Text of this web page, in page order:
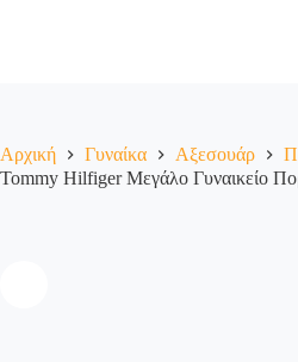
Αρχική Γυναίκα Αξεσουάρ
Tommy Hilfiger Μεγάλο Γυναικείο